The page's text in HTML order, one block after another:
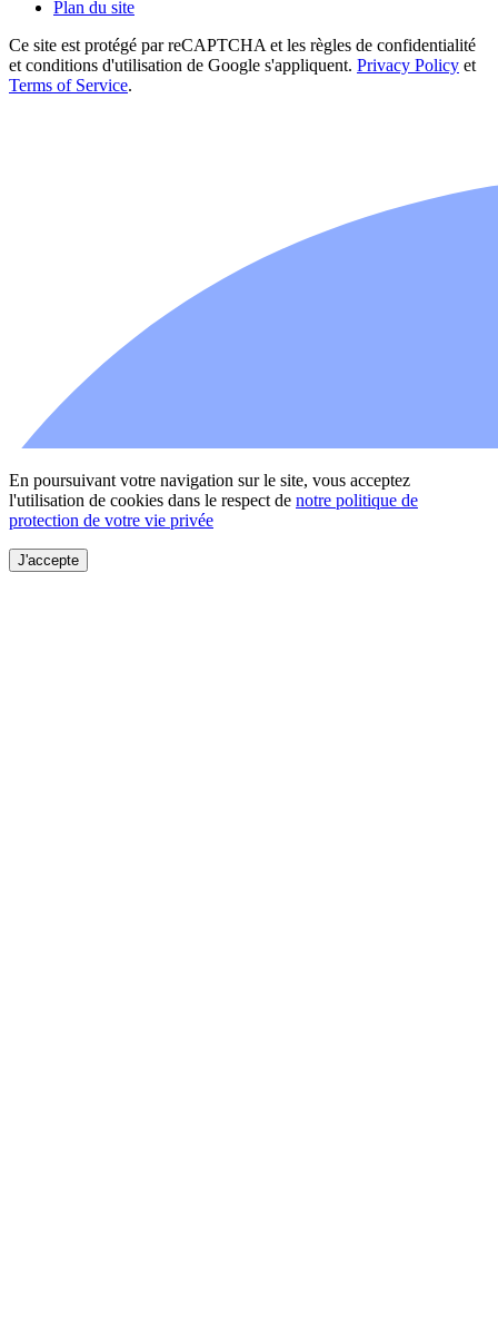
Plan du site
Ce site est protégé par reCAPTCHA et les règles de confidentialité
et conditions d'utilisation de Google s'appliquent. Privacy Policy et
Terms of Service.
En poursuivant votre navigation sur le site, vous acceptez
l'utilisation de cookies dans le respect de notre politique de
protection de votre vie privée
J'accepte